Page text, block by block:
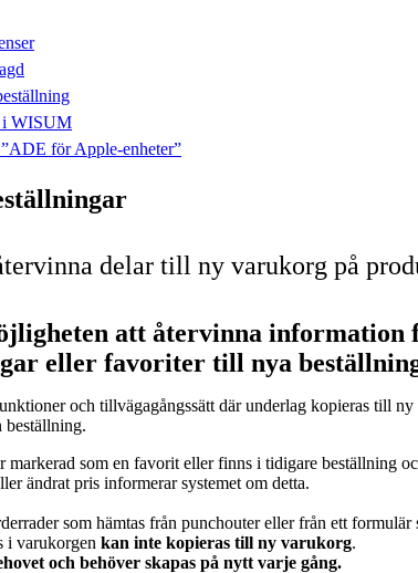
i WISUM
för Apple-enheter”
delar till ny varukorg på
att återvinna information
eller favoriter till nya
och tillvägagångssätt där underlag kopieras till ny
beställning.
markerad som en favorit eller finns i tidigare beställning
ändrat pris informerar systemet om detta.
som hämtas från punchouter eller från ett formulär
i varukorgen kan inte kopieras till ny varukorg.
och behöver skapas på nytt varje gång.